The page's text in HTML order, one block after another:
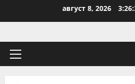
август 8, 2026
Primary